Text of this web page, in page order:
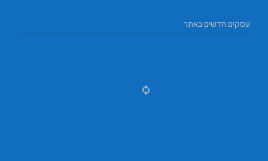
עסקים חדשים באתר